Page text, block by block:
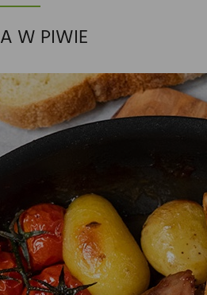
W PIWIE